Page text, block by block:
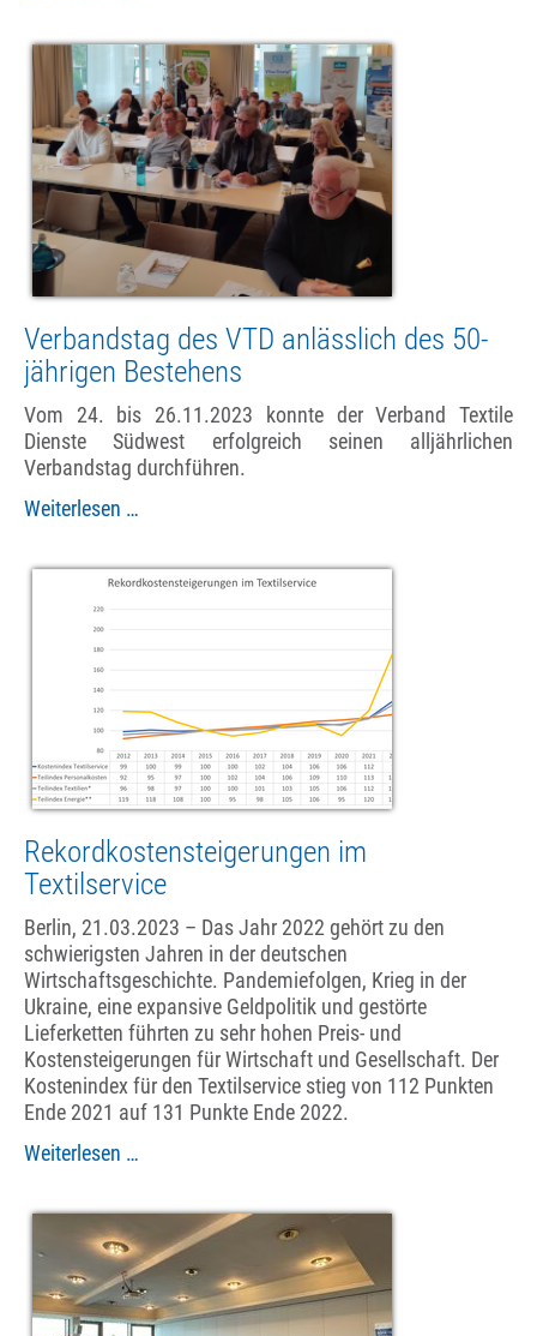
2024
in
Marburg
Verbandstag des VTD anlässlich des 50-
jährigen Bestehens
Vom 24. bis 26.11.2023 konnte der Verband Textile
Dienste Südwest erfolgreich seinen alljährlichen
Verbandstag durchführen.
Weiterlesen …
VTD
anlässlich
Rekordkostensteigerungen im
Textilservice
Berlin, 21.03.2023 – Das Jahr 2022 gehört zu den
schwierigsten Jahren in der deutschen
Wirtschaftsgeschichte. Pandemiefolgen, Krieg in der
Ukraine, eine expansive Geldpolitik und gestörte
Lieferketten führten zu sehr hohen Preis- und
Kostensteigerungen für Wirtschaft und Gesellschaft. Der
Kostenindex für den Textilservice stieg von 112 Punkten
Ende 2021 auf 131 Punkte Ende 2022.
Weiterlesen …
Textilservice